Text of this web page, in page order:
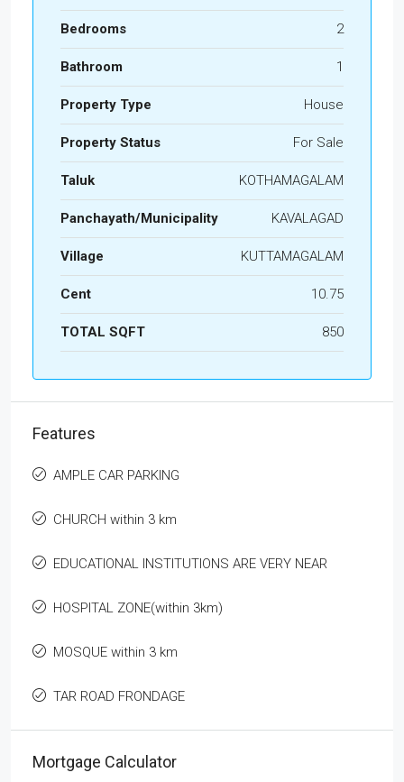
Bedrooms 2
Bathroom 1
Property Type House
Property Status For Sale
Taluk KOTHAMAGALAM
Panchayath/Municipality KAVALAGAD
Village KUTTAMAGALAM
Cent 10.75
TOTAL SQFT 850
Features
AMPLE CAR PARKING
CHURCH within 3 km
EDUCATIONAL INSTITUTIONS ARE VERY NEAR
HOSPITAL ZONE(within 3km)
MOSQUE within 3 km
TAR ROAD FRONDAGE
Mortgage Calculator